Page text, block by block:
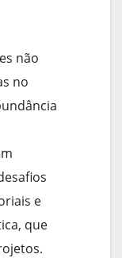
não
no
e
que